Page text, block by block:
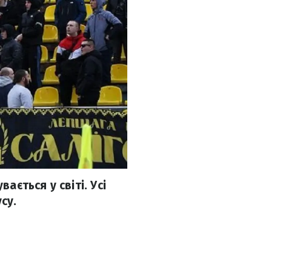
у світі. Усі